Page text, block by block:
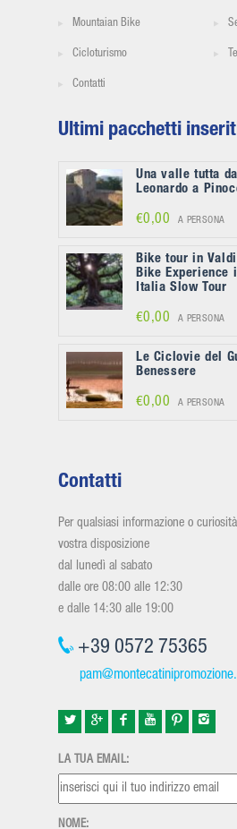
Mountaian Bike
Cicloturismo
Contatti
Ultimi pacchetti
Una valle tutta
Leonardo a
€0,00 A PERSONA
Bike tour in
Bike Experience
Italia Slow Tour
€0,00 A PERSONA
Le Ciclovie del
Benessere
€0,00 A PERSONA
Contatti
Per qualsiasi informazione o
vostra disposizione
dal lunedì al sabato
dalle ore 08:00 alle 12:30
e dalle 14:30 alle 19:00
+39 0572 75365
LA TUA EMAIL:
NOME: